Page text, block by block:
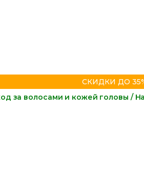
СКИДКИ ДО
за волосами и кожей головы /